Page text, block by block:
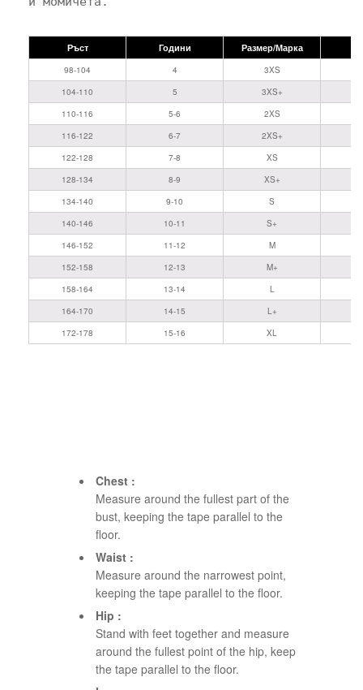
Ръст Години Размер/Марка
98-104 4
3XS
104-110
5
3XS+
110-116
5-6
2XS
116-122
6-7
2XS+
122-128
7-8
XS
128-134
8-9
XS+
134-140
9-10
S
140-146
10-11
S+
146-152
11-12
M
152-158
12-13
M+
158-164
13-14
L
164-170
14-15
L+
172-178
15-16 XL
Chest :
Measure around the fullest part of the
bust, keeping the tape parallel to the
floor.
Waist :
Measure around the narrowest point,
keeping the tape parallel to the floor.
Hip :
Stand with feet together and measure
around the fullest point of the hip, keep
the tape parallel to the floor.